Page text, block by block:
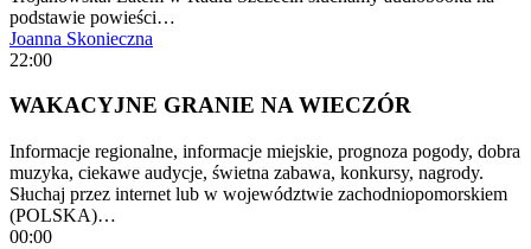
podstawie powieści…
Joanna Skonieczna
22:00
WAKACYJNE GRANIE NA WIECZÓR
Informacje regionalne, informacje miejskie, prognoza pogody, dobra
muzyka, ciekawe audycje, świetna zabawa, konkursy, nagrody.
Słuchaj przez internet lub w województwie zachodniopomorskiem
(POLSKA)…
00:00